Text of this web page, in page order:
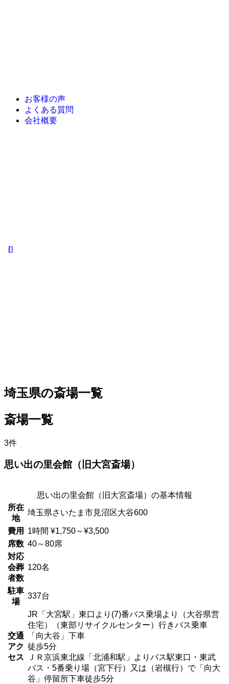
お客様の声
よくある質問
会社概要
埼玉県の斎場一覧
斎場一覧
3件
思い出の里会館（旧大宮斎場）
思い出の里会館（旧大宮斎場）の基本情報
所在
地
埼玉県さいたま市見沼区大谷600
費用
1時間 ¥1,750～¥3,500
席数 40～80席
対応
会葬
者数
120名
駐車
場
337台
交通
アク
セス
JR「大宮駅」東口より(7)番バス乗場より（大谷県営
住宅）（東部リサイクルセンター）行きバス乗車
「向大谷」下車
徒歩5分
ＪＲ京浜東北線「北浦和駅」よりバス駅東口・東武
バス・5番乗り場（宮下行）又は（岩槻行）で「向大
谷」停留所下車徒歩5分